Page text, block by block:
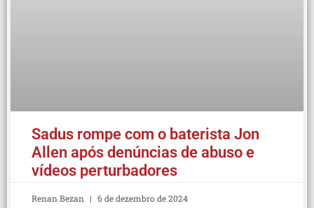
Sadus rompe com o baterista Jon
Allen após denúncias de abuso e
vídeos perturbadores
Renan Bezan 6 de dezembro de 2024